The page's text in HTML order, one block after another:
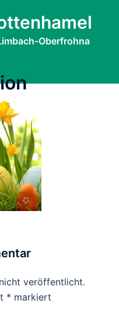
Oberfrohna
veröffentlicht.
* markiert